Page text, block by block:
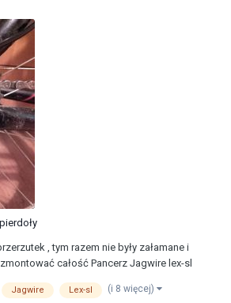
, tym razem nie były załamane i
całość Pancerz Jagwire lex-sl
unex Wszystko chodzi mega dobrze.
Jagwire Lex-sl (i 8 więcej)